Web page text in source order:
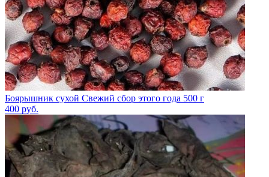
Боярышник сухой Свежий сбор этого года 500 г
400 руб.